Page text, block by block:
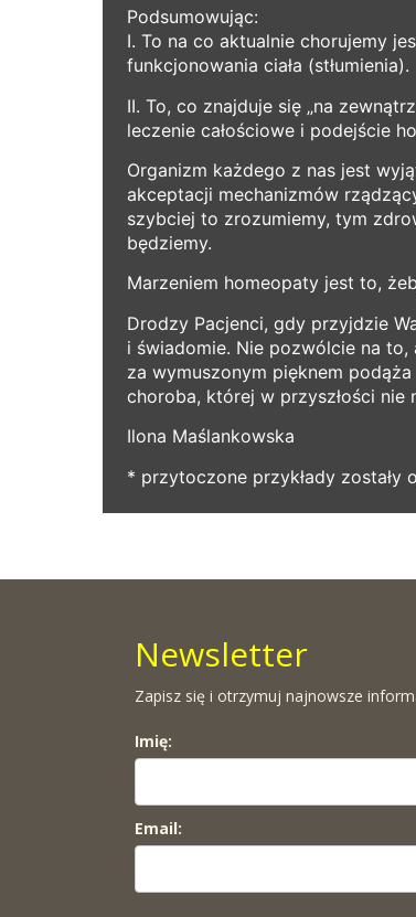
Podsumowując:
I. To na co aktualnie chorujemy
funkcjonowania ciała (stłumienia).
II. To, co znajduje się „na
leczenie całościowe i podejście
Organizm każdego z nas jest
akceptacji mechanizmów
szybciej to zrozumiemy, tym
będziemy.
Marzeniem homeopaty jest to,
Drodzy Pacjenci, gdy przyjdzie
i świadomie. Nie pozwólcie na to,
za wymuszonym pięknem podąża
choroba, której w przyszłości nie
Ilona Maślankowska
* przytoczone przykłady
Newsletter
Zapisz się i otrzymuj najnowsze
Imię:
Email: